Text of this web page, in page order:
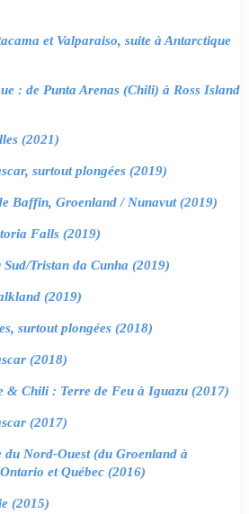
et Valparaiso, suite à Antarctique
: de Punta Arenas (Chili) à Ross Island
(2021)
surtout plongées (2019)
Baffin, Groenland / Nunavut (2019)
Falls (2019)
Tristan da Cunha (2019)
(2019)
surtout plongées (2018)
(2018)
& Chili : Terre de Feu à Iguazu (2017)
(2017)
du Nord-Ouest (du Groenland à
et Québec (2016)
(2015)